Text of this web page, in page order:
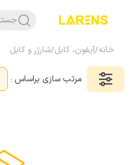
خانه/آیفون، کابل/شارژر و کابل
مرتب سازی براساس :